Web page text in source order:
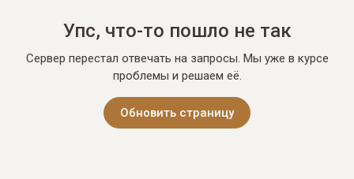
Упс, что-то пошло не так
Сервер перестал отвечать на запросы. Мы уже в курсе
проблемы и решаем её.
Обновить страницу